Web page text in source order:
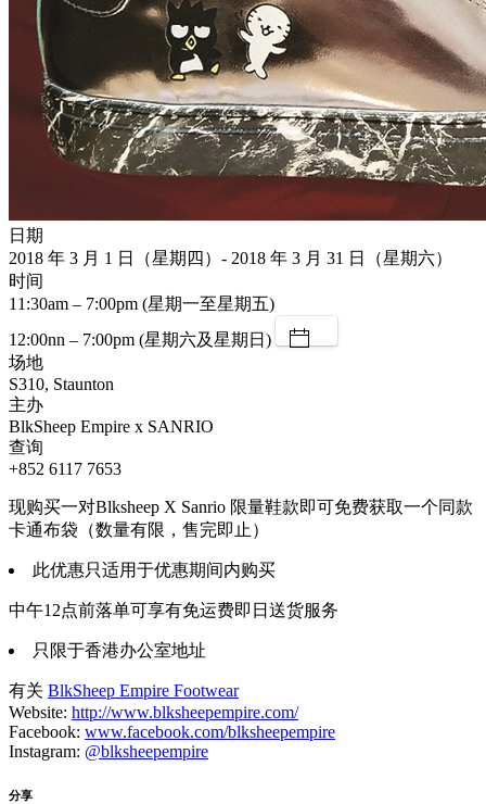
日期
2018 年 3 月 1 日（星期四）- 2018 年 3 月 31 日（星期六）
时间
11:30am – 7:00pm (星期一至星期五)
12:00nn – 7:00pm (星期六及星期日)
场地
S310, Staunton
主办
BlkSheep Empire x SANRIO
查询
+852 6117 7653
现购买一对Blksheep X Sanrio 限量鞋款即可免费获取一个同款
卡通布袋（数量有限，售完即止）
此优惠只适用于优惠期间内购买
中午12点前落单可享有免运费即日送货服务
只限于香港办公室地址
有关 BlkSheep Empire Footwear
Website: http://www.blksheepempire.com/
Facebook: www.facebook.com/blksheepempire
Instagram: @blksheepempire
分享